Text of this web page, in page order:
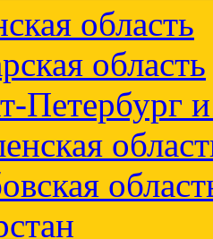
область
область
Петербург